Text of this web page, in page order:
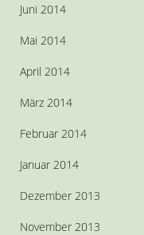
Juni 2014
Mai 2014
April 2014
März 2014
Februar 2014
Januar 2014
Dezember 2013
November 2013